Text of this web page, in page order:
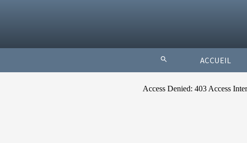
ACCUEIL